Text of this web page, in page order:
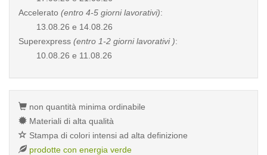
Accelerato (entro 4-5 giorni lavorativi):
13.08.26 e 14.08.26
Superexpress (entro 1-2 giorni lavorativi ):
10.08.26 e 11.08.26
non quantità minima ordinabile
Materiali di alta qualità
Stampa di colori intensi ad alta definizione
prodotte con energia verde